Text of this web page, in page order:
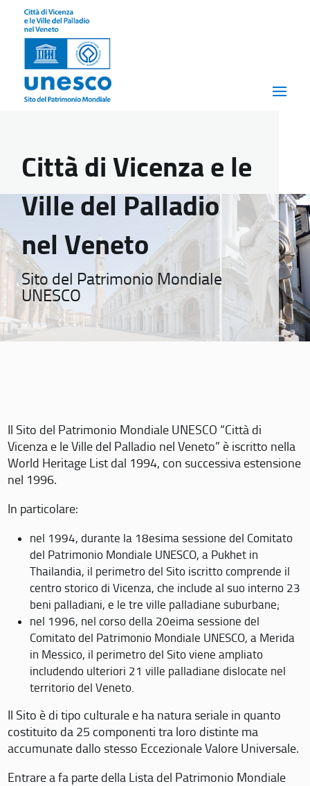
Città di Vicenza e le
Ville del Palladio
nel Veneto
Sito del Patrimonio Mondiale
UNESCO
Il Sito del Patrimonio Mondiale UNESCO “Città di
Vicenza e le Ville del Palladio nel Veneto” è iscritto nella
World Heritage List dal 1994, con successiva estensione
nel 1996.
In particolare:
nel 1994, durante la 18esima sessione del Comitato
del Patrimonio Mondiale UNESCO, a Pukhet in
Thailandia, il perimetro del Sito iscritto comprende il
centro storico di Vicenza, che include al suo interno 23
beni palladiani, e le tre ville palladiane suburbane;
nel 1996, nel corso della 20eima sessione del
Comitato del Patrimonio Mondiale UNESCO, a Merida
in Messico, il perimetro del Sito viene ampliato
includendo ulteriori 21 ville palladiane dislocate nel
territorio del Veneto.
Il Sito è di tipo culturale e ha natura seriale in quanto
costituito da 25 componenti tra loro distinte ma
accumunate dallo stesso Eccezionale Valore Universale.
Entrare a fa parte della Lista del Patrimonio Mondiale